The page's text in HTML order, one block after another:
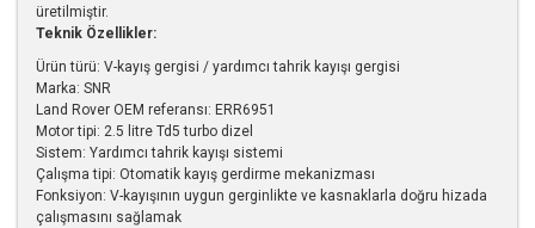
üretilmiştir.
Teknik Özellikler:
Ürün türü: V-kayış gergisi / yardımcı tahrik kayışı gergisi
Marka: SNR
Land Rover OEM referansı: ERR6951
Motor tipi: 2.5 litre Td5 turbo dizel
Sistem: Yardımcı tahrik kayışı sistemi
Çalışma tipi: Otomatik kayış gerdirme mekanizması
Fonksiyon: V-kayışının uygun gerginlikte ve kasnaklarla doğru hizada
çalışmasını sağlamak